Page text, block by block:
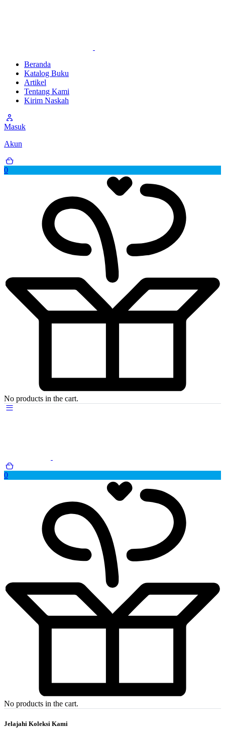
Beranda
Katalog Buku
Artikel
Tentang Kami
Kirim Naskah
Masuk
Akun
0
No products in the cart.
0
No products in the cart.
Jelajahi Koleksi Kami